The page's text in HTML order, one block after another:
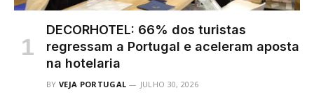
DECORHOTEL: 66% dos turistas
regressam a Portugal e aceleram aposta
na hotelaria
BY VEJA PORTUGAL JULHO 30, 2026